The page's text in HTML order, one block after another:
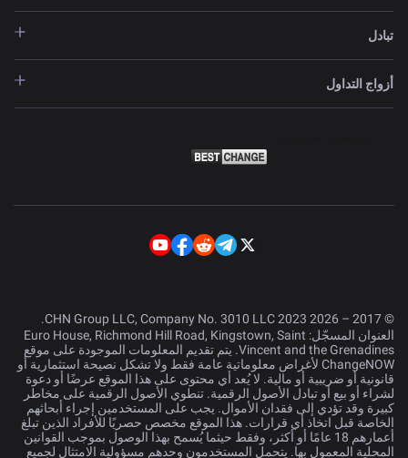
تبادل
أزواج التداول
© 2017 – 2026 CHN Group LLC, Company No. 3010 LLC 2023.
العنوان المسجّل: Euro House, Richmond Hill Road, Kingstown, Saint
Vincent and the Grenadines. يتم تقديم المعلومات الموجودة على موقع
ChangeNOW لأغراض معلوماتية عامة فقط ولا تشكل نصيحة استثمارية أو
قانونية أو ضريبية أو مالية. لا يُعد أي محتوى على هذا الموقع عرضًا أو دعوة
لشراء أو بيع أو تبادل الأصول الرقمية. تنطوي الأصول الرقمية على مخاطر
كبيرة وقد تؤدي إلى فقدان الأموال. يجب على المستخدمين إجراء أبحاثهم
الخاصة قبل اتخاذ أي قرارات. هذا الموقع مخصص حصريًا للأفراد الذين تبلغ
أعمارهم 18 عامًا أو أكثر، وفقط حيثما يُسمح بهذا الوصول بموجب القوانين
المحلية المعمول بها. يتحمل المستخدمون وحدهم مسؤولية الامتثال لجميع